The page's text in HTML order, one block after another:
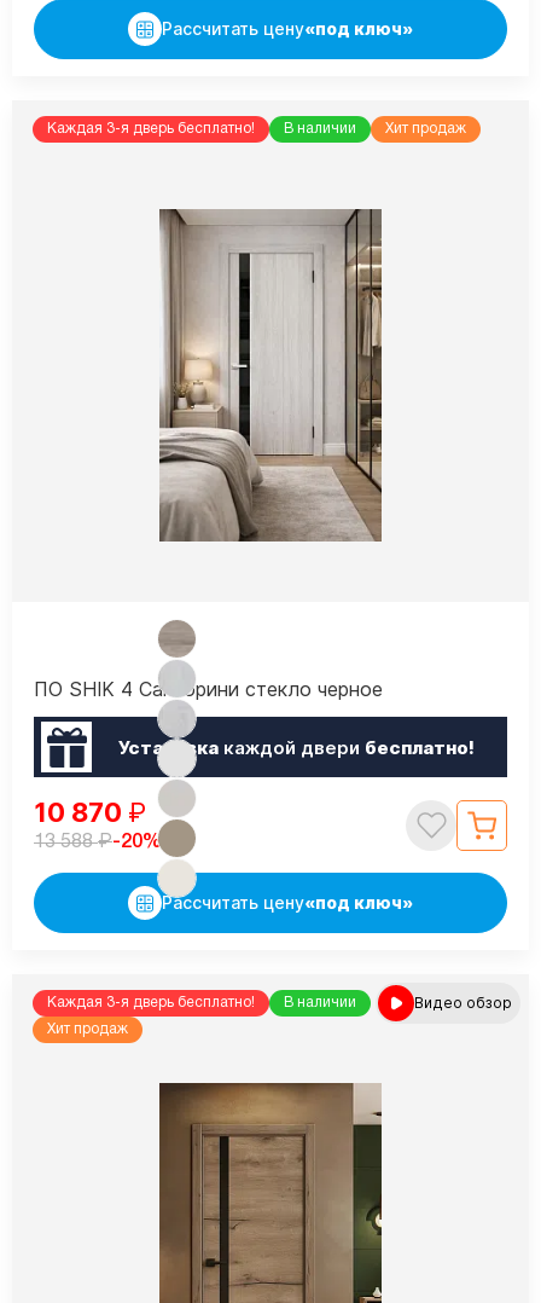
Рассчитать цену«под ключ»
Каждая 3-я дверь бесплатно! В наличии Хит продаж
ПО SHIK 4 Санторини стекло черное
Установкакаждой двери бесплатно!
10 870 ₽
13 588₽-20%
Рассчитать цену«под ключ»
Каждая 3-я дверь бесплатно!
В наличии
Хит продаж
Видео обзор